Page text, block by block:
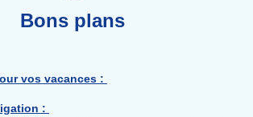
Bons plans
vos vacances :
: